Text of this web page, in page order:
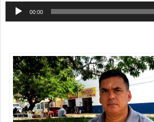
Tocador
de
00:00